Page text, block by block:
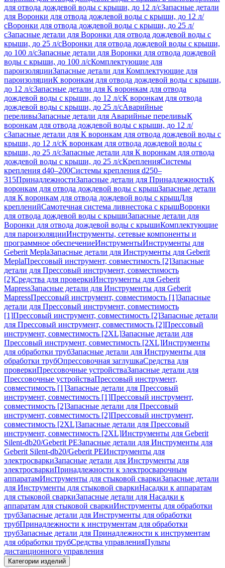
для отвода дождевой воды с крыши, до 12 л/сЗапасные детали
для Воронки для отвода дождевой воды с крыши, до 12 л/
сВоронки для отвода дождевой воды с крыши, до 25 л/
сЗапасные детали для Воронки для отвода дождевой воды с
крыши, до 25 л/сВоронки для отвода дождевой воды с крыши,
до 100 л/сЗапасные детали для Воронки для отвода дождевой
воды с крыши, до 100 л/сКомплектующие для
пароизоляцииЗапасные детали для Комплектующие для
пароизоляцииК воронкам для отвода дождевой воды с крыши,
до 12 л/сЗапасные детали для К воронкам для отвода
дождевой воды с крыши, до 12 л/сК воронкам для отвода
дождевой воды с крыши, до 25 л/сАварийные
переливыЗапасные детали для Аварийные переливыК
воронкам для отвода дождевой воды с крыши, до 12 л/
сЗапасные детали для К воронкам для отвода дождевой воды с
крыши, до 12 л/сК воронкам для отвода дождевой воды с
крыши, до 25 л/сЗапасные детали для К воронкам для отвода
дождевой воды с крыши, до 25 л/сКрепленияСистемы
крепления d40–200Системы крепления d250–
315ПринадлежностиЗапасные детали для ПринадлежностиК
воронкам для отвода дождевой воды с крышЗапасные детали
для К воронкам для отвода дождевой воды с крышДля
крепленийСамотечная система ливнестока с крышВоронки
для отвода дождевой воды с крышиЗапасные детали для
Воронки для отвода дождевой воды с крышиКомплектующие
для пароизоляцииИнструменты, сетевые компоненты и
программное обеспечениеИнструментыИнструменты для
Geberit MeplaЗапасные детали для Инструменты для Geberit
MeplaПрессовый инструмент, совместимость [2]Запасные
детали для Прессовый инструмент, совместимость
[2]Средства для проверкиИнструменты для Geberit
MapressЗапасные детали для Инструменты для Geberit
MapressПрессовый инструмент, совместимость [1]Запасные
детали для Прессовый инструмент, совместимость
[1]Прессовый инструмент, совместимость [2]Запасные детали
для Прессовый инструмент, совместимость [2]Прессовый
инструмент, совместимость [2XL]Запасные детали для
Прессовый инструмент, совместимость [2XL]Инструменты
для обработки трубЗапасные детали для Инструменты для
обработки трубОпрессовочная заглушкаСредства для
проверкиПрессовочные устройстваЗапасные детали для
Прессовочные устройстваПрессовый инструмент,
совместимость [1]Запасные детали для Прессовый
инструмент, совместимость [1]Прессовый инструмент,
совместимость [2]Запасные детали для Прессовый
инструмент, совместимость [2]Прессовый инструмент,
совместимость [2XL]Запасные детали для Прессовый
инструмент, совместимость [2XL]Инструменты для Geberit
Silent-db20/Geberit PEЗапасные детали для Инструменты для
Geberit Silent-db20/Geberit PEИнструменты для
электросваркиЗапасные детали для Инструменты для
электросваркиПринадлежности к электросварочным
аппаратамИнструменты для стыковой сваркиЗапасные детали
для Инструменты для стыковой сваркиНасадки к аппаратам
для стыковой сваркиЗапасные детали для Насадки к
аппаратам для стыковой сваркиИнструменты для обработки
трубЗапасные детали для Инструменты для обработки
трубПринадлежности к инструментам для обработки
трубЗапасные детали для Принадлежности к инструментам
для обработки трубСредства управленияПульты
дистанционного управления
Категории изделий